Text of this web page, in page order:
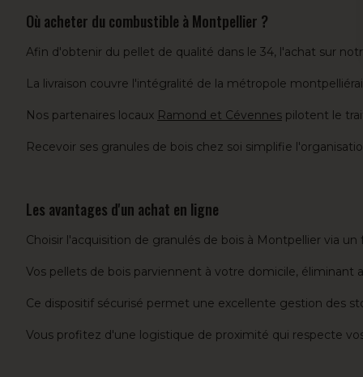
Où acheter du combustible à Montpellier ?
Afin d'obtenir du pellet de qualité dans le 34, l'achat sur
La livraison couvre l'intégralité de la métropole
Nos partenaires locaux Ramond et Cévennes pilotent le
Recevoir ses granules de bois chez soi simplifie
Les avantages d'un achat en ligne
Choisir l'acquisition de granulés de bois à Montpellier via
Vos pellets de bois parviennent à votre domicile,
Ce dispositif sécurisé permet une excellente gestion des
Vous profitez d'une logistique de proximité qui respecte